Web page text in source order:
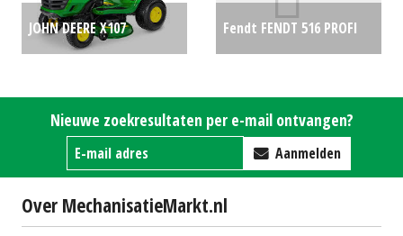
JOHN DEERE X107
(SOM) #777372
€0
Fendt FENDT 516 PROFI
Nieuwe zoekresultaten per e-mail ontvangen?
Aanmelden
Over MechanisatieMarkt.nl